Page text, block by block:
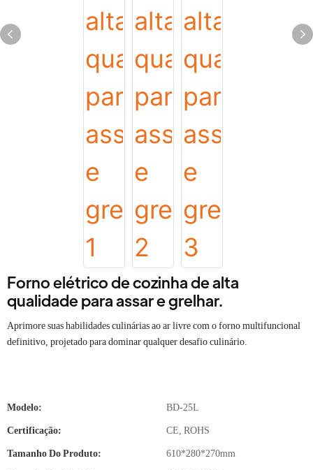
Forno elétrico de cozinha de alta
qualidade para assar e grelhar.
Aprimore suas habilidades culinárias ao ar livre com o forno multifuncional
definitivo, projetado para dominar qualquer desafio culinário.
Modelo: BD-25L
Certificação: CE, ROHS
Tamanho Do Produto: 610*280*270mm